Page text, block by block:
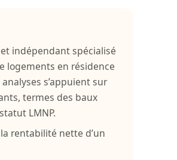
indépendant spécialisé
logements en résidence
s’appuient sur
termes des baux
LMNP.
rentabilité nette d’un